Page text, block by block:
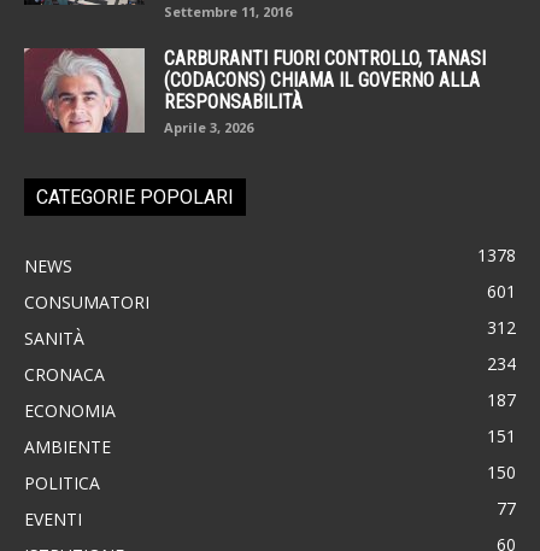
Settembre 11, 2016
CARBURANTI FUORI CONTROLLO, TANASI
(CODACONS) CHIAMA IL GOVERNO ALLA
RESPONSABILITÀ
Aprile 3, 2026
CATEGORIE POPOLARI
NEWS 1378
CONSUMATORI 601
SANITÀ 312
CRONACA 234
ECONOMIA 187
AMBIENTE 151
POLITICA 150
EVENTI 77
60